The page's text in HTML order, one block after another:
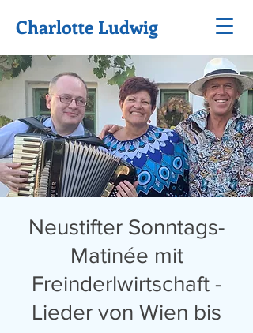
Charlotte Ludwig
Neustifter Sonntags-
Matinée mit
Freinderlwirtschaft -
Lieder von Wien bis